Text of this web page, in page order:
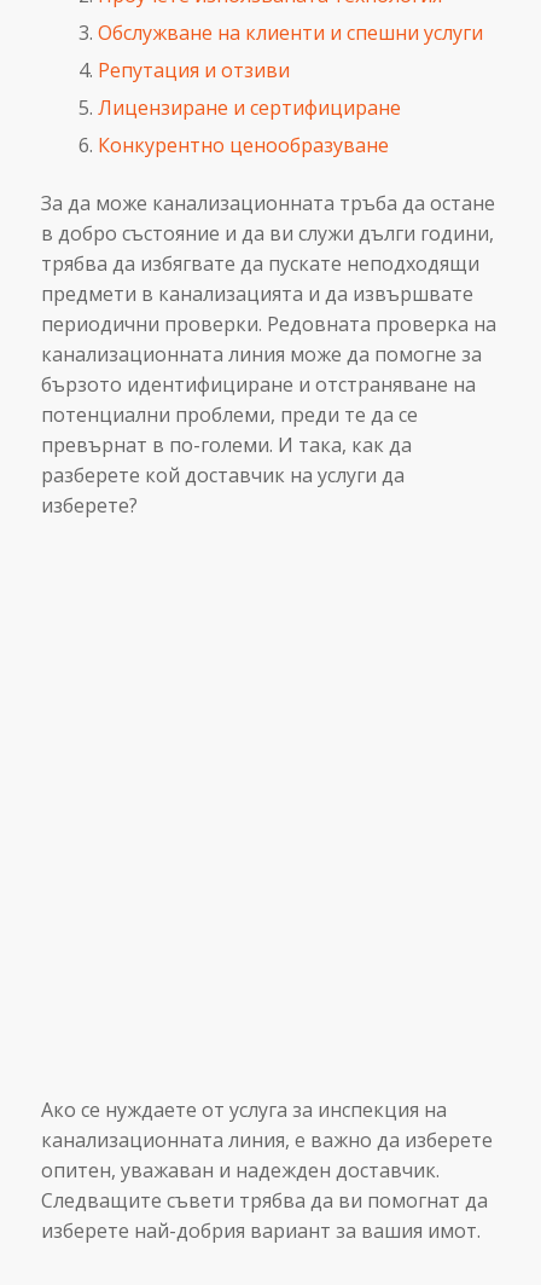
Обслужване на клиенти и спешни услуги
Репутация и отзиви
Лицензиране и сертифициране
Конкурентно ценообразуване
За да може канализационната тръба да остане
в добро състояние и да ви служи дълги години,
трябва да избягвате да пускате неподходящи
предмети в канализацията и да извършвате
периодични проверки. Редовната проверка на
канализационната линия може да помогне за
бързото идентифициране и отстраняване на
потенциални проблеми, преди те да се
превърнат в по-големи. И така, как да
разберете кой доставчик на услуги да
изберете?
Ако се нуждаете от услуга за инспекция на
канализационната линия, е важно да изберете
опитен, уважаван и надежден доставчик.
Следващите съвети трябва да ви помогнат да
изберете най-добрия вариант за вашия имот.